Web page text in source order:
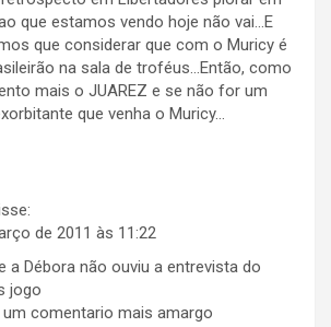
que estamos vendo hoje não vai…E
que considerar que com o Muricy é
na sala de troféus…Então, como
mais o JUAREZ e se não for um
que venha o Muricy…
de 2011 às 11:22
a Débora não ouviu a entrevista do
jogo
um comentario mais amargo